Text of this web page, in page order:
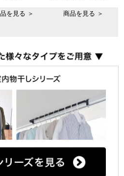
を見る ＞ 商品を見る ＞